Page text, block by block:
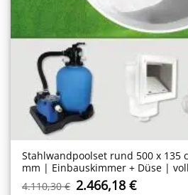
Stahlwand­poolset rund 500 x 135
mm | Einbauskimmer + Düse |
4.110,30€ Ursprünglicher
2.466,18€Aktueller